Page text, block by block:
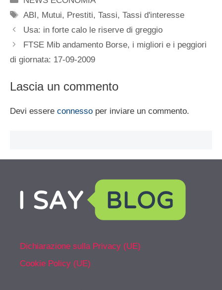
Tag
ABI, Mutui, Prestiti,Tassi,Tassi d'interesse
Usa: in forte calo le riserve di greggio
FTSE Mib andamento Borse, i migliori e i peggiori
di giornata: 17-09-2009
Lascia un commento
Devi essere connesso per inviare un commento.
Dichiarazione sulla Privacy (UE)
Cookie Policy (UE)